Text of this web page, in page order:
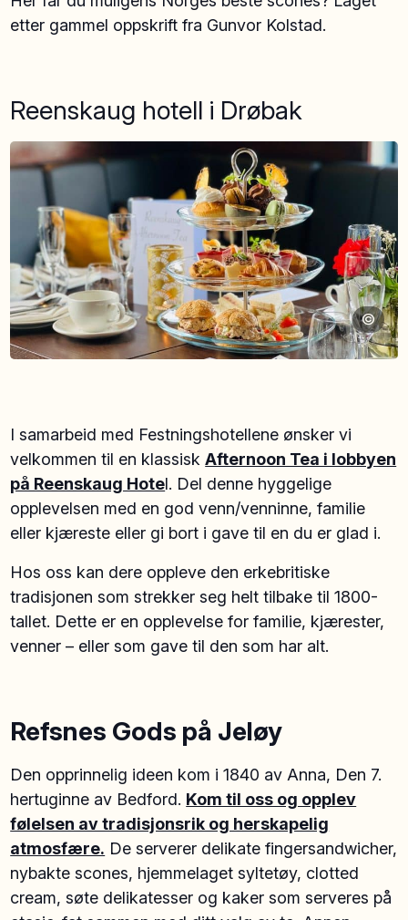
etter gammel oppskrift fra Gunvor Kolstad.
Reenskaug hotell i Drøbak
©
I samarbeid med Festningshotellene ønsker vi
velkommen til en klassiskAfternoon Tea i lobbyen
på Reenskaug Hotel. Del denne hyggelige
opplevelsen med en god venn/venninne, familie
eller kjæreste eller gi bort i gave til en du er glad i.
Hos oss kan dere oppleve den erkebritiske
tradisjonen som strekker seg helt tilbake til 1800-
tallet. Dette er en opplevelse for familie, kjærester,
venner – eller som gave til den som har alt.
Refsnes Gods på Jeløy
Den opprinnelig ideen kom i 1840 av Anna, Den 7.
hertuginne av Bedford. Kom til oss og opplev
følelsen av tradisjonsrik og herskapelig
atmosfære. De serverer delikate fingersandwicher,
nybakte scones, hjemmelaget syltetøy, clotted
cream, søte delikatesser og kaker som serveres på